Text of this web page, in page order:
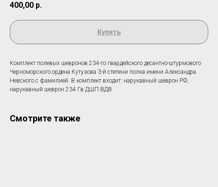
400,00 р.
Купить
Комплект полевых шевронов 234-го гвардейского десантно-штурмового
Черноморского ордена Кутузова 3-й степени полка имени Александра
Невского с фамилией. В комплект входит: нарукавный шеврон РФ,
нарукавный шеврон 234 Гв ДШП ВДВ
Смотрите также